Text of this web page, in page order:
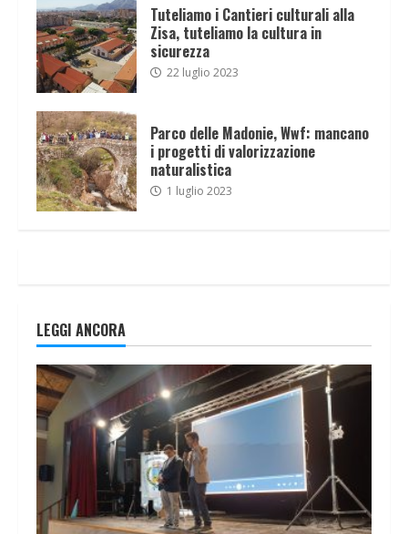
Tuteliamo i Cantieri culturali alla
Zisa, tuteliamo la cultura in
sicurezza
22 luglio 2023
Parco delle Madonie, Wwf: mancano
i progetti di valorizzazione
naturalistica
1 luglio 2023
LEGGI ANCORA